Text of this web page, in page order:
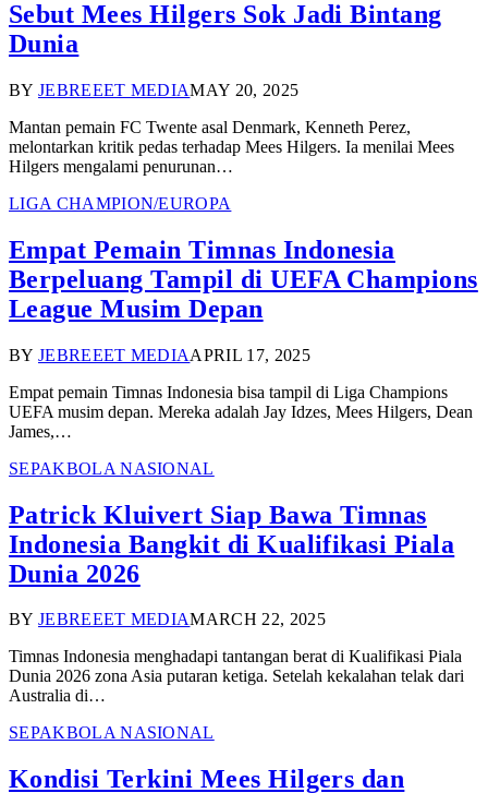
Sebut Mees Hilgers Sok Jadi Bintang
Dunia
BY JEBREEET MEDIAMAY 20, 2025
Mantan pemain FC Twente asal Denmark, Kenneth Perez,
melontarkan kritik pedas terhadap Mees Hilgers. Ia menilai Mees
Hilgers mengalami penurunan…
LIGA CHAMPION/EUROPA
Empat Pemain Timnas Indonesia
Berpeluang Tampil di UEFA Champions
League Musim Depan
BY JEBREEET MEDIAAPRIL 17, 2025
Empat pemain Timnas Indonesia bisa tampil di Liga Champions
UEFA musim depan. Mereka adalah Jay Idzes, Mees Hilgers, Dean
James,…
SEPAKBOLA NASIONAL
Patrick Kluivert Siap Bawa Timnas
Indonesia Bangkit di Kualifikasi Piala
Dunia 2026
BY JEBREEET MEDIAMARCH 22, 2025
Timnas Indonesia menghadapi tantangan berat di Kualifikasi Piala
Dunia 2026 zona Asia putaran ketiga. Setelah kekalahan telak dari
Australia di…
SEPAKBOLA NASIONAL
Kondisi Terkini Mees Hilgers dan